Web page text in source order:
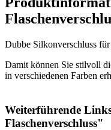
Dubbe Silkonverschluss
Damit können Sie stilvoll
in verschiedenen Farben
Weiterführende
Flaschenverschluss"